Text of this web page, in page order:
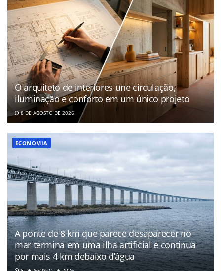
O arquiteto de interiores une circulação,
iluminação e conforto em um único projeto
8 DE AGOSTO DE 2026
ECONOMIA
A ponte de 8 km que parece desaparecer no
mar termina em uma ilha artificial e continua
por mais 4 km debaixo d’água